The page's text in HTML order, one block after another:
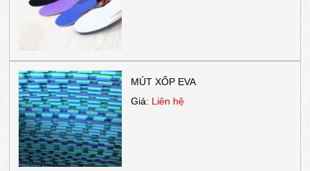
MÚT XỐP EVA
Giá: Liên hệ